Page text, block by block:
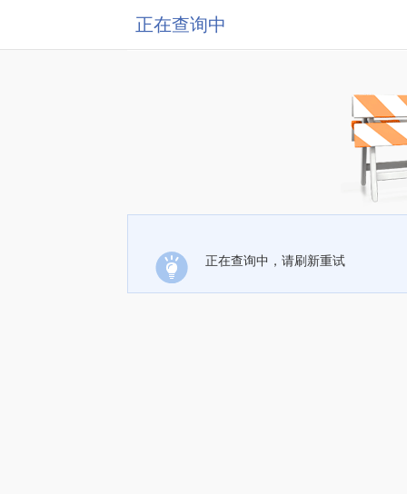
正在查询中
正在查询中，请刷新重试